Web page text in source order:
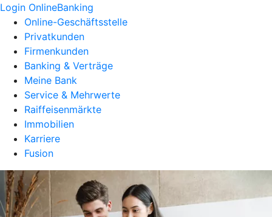
Login OnlineBanking
Online-Geschäftsstelle
Privatkunden
Firmenkunden
Banking & Verträge
Meine Bank
Service & Mehrwerte
Raiffeisenmärkte
Immobilien
Karriere
Fusion